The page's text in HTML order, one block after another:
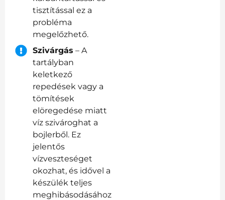
tisztítással ez a
probléma
megelőzhető.
Szivárgás – A
tartályban
keletkező
repedések vagy a
tömítések
elöregedése miatt
víz szivároghat a
bojlerből. Ez
jelentős
vízveszteséget
okozhat, és idővel a
készülék teljes
meghibásodásához